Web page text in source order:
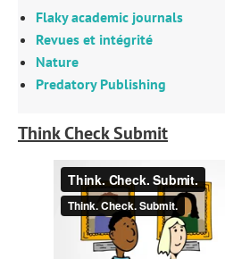
Flaky academic journals
Revues et intégrité
Nature
Predatory Publishing
Think Check Submit